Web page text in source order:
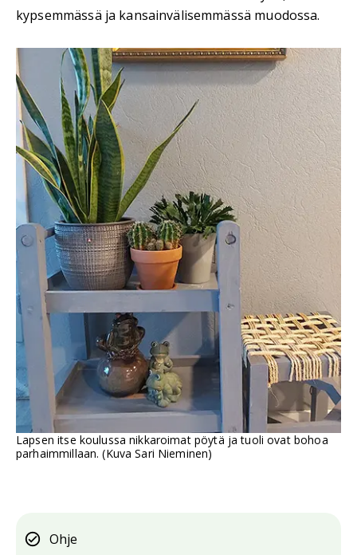
kypsemmässä ja kansainvälisemmässä muodossa.
Lapsen itse koulussa nikkaroimat pöytä ja tuoli ovat bohoa
parhaimmillaan. (Kuva Sari Nieminen)
Ohje